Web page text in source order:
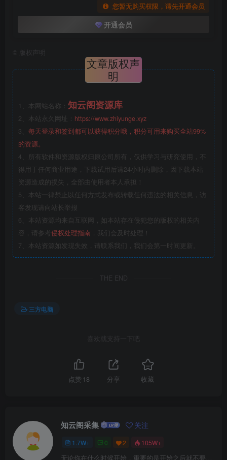
您暂无购买权限，请先开通会员
开通会员
版权声明
文章版权声
明
1、本网站名称： 知云阁资源库
2、本站永久网址： https://www.zhiyunge.xyz
3、 每天登录和签到都可以获得积分哦，积分可用来购买全站99%
的资源。
4、所有软件和资源版权归原公司所有，仅供学习与研究使用，不
得用于任何商业用途，下载试用后请24小时内删除，因下载本站
资源造成的损失，全部由使用者本人承担！
5、本站一律禁止以任何方式发布或转载任何违法的相关信息，访
客发现请向站长举报
6、本站资源均来自互联网，如本站存在侵犯您的版权的相关内
容，请参考侵权处理指南 ，我们会及时处理！
7、本站资源如发现失效，请联系我们，我们会第一时间更新。
THE END
三方电脑
喜欢就支持一下吧
点赞 18 分享 收藏
知云阁采集 关注
1.7W+ 0 2 105W+